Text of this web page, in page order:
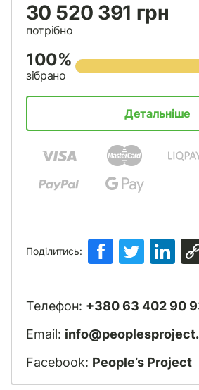
30 520 391 грн
потрібно
100%
зібрано
Детальніше
Поділитись:
Телефон: +380 63 402 90
Email:
Facebook: People’s Project